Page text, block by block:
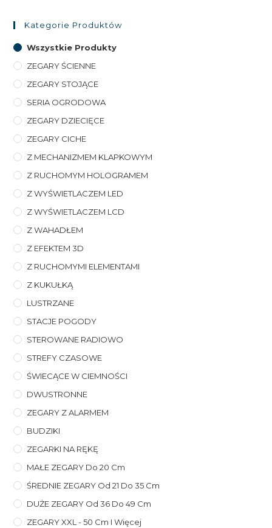
Kategorie Produktów
Wszystkie Produkty
ZEGARY ŚCIENNE
ZEGARY STOJĄCE
SERIA OGRODOWA
ZEGARY DZIECIĘCE
ZEGARY CICHE
Z MECHANIZMEM KLAPKOWYM
Z RUCHOMYM HOLOGRAMEM
Z WYŚWIETLACZEM LED
Z WYŚWIETLACZEM LCD
Z WAHADŁEM
Z EFEKTEM 3D
Z RUCHOMYMI ELEMENTAMI
Z KUKUŁKĄ
LUSTRZANE
STACJE POGODY
STEROWANE RADIOWO
STREFY CZASOWE
ŚWIECĄCE W CIEMNOŚCI
DWUSTRONNE
ZEGARY Z ALARMEM
BUDZIKI
ZEGARKI NA RĘKĘ
MAŁE ZEGARY Do 20 Cm
ŚREDNIE ZEGARY Od 21 Do 35 Cm
DUŻE ZEGARY Od 36 Do 49 Cm
ZEGARY XXL - 50 Cm I Więcej